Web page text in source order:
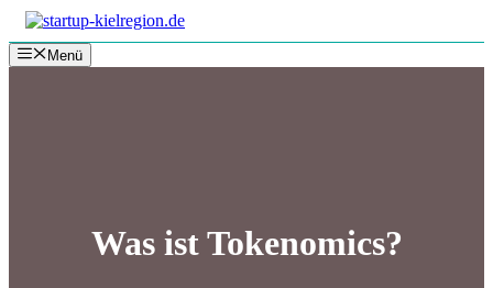
Zum
Inhalt
springenMenü
Was ist Tokenomics?